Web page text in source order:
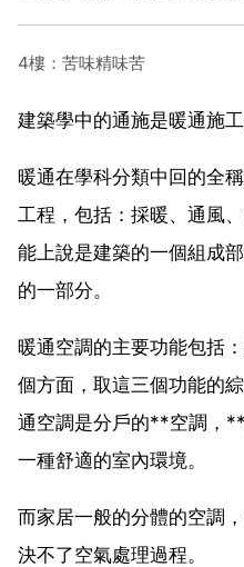
4樓：苦味精味苦
建築學中的通施是暖通施工
暖通在學科分類中回的全
工程，包括：採暖、通風
能上說是建築的一個組成
的一部分。
暖通空調的主要功能包括
個方面，取這三個功能的
通空調是分戶的**空調，
一種舒適的室內環境。
而家居一般的分體的空調
決不了空氣處理過程。